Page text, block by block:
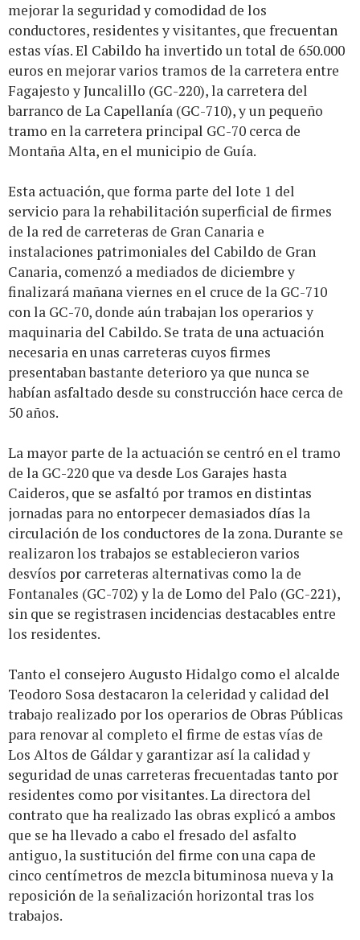
mejorar la seguridad y comodidad de los
conductores, residentes y visitantes, que frecuentan
estas vías. El Cabildo ha invertido un total de 650.000
euros en mejorar varios tramos de la carretera entre
Fagajesto y Juncalillo (GC-220), la carretera del
barranco de La Capellanía (GC-710), y un pequeño
tramo en la carretera principal GC-70 cerca de
Montaña Alta, en el municipio de Guía.
Esta actuación, que forma parte del lote 1 del
servicio para la rehabilitación superficial de firmes
de la red de carreteras de Gran Canaria e
instalaciones patrimoniales del Cabildo de Gran
Canaria, comenzó a mediados de diciembre y
finalizará mañana viernes en el cruce de la GC-710
con la GC-70, donde aún trabajan los operarios y
maquinaria del Cabildo. Se trata de una actuación
necesaria en unas carreteras cuyos firmes
presentaban bastante deterioro ya que nunca se
habían asfaltado desde su construcción hace cerca de
50 años.
La mayor parte de la actuación se centró en el tramo
de la GC-220 que va desde Los Garajes hasta
Caideros, que se asfaltó por tramos en distintas
jornadas para no entorpecer demasiados días la
circulación de los conductores de la zona. Durante se
realizaron los trabajos se establecieron varios
desvíos por carreteras alternativas como la de
Fontanales (GC-702) y la de Lomo del Palo (GC-221),
sin que se registrasen incidencias destacables entre
los residentes.
Tanto el consejero Augusto Hidalgo como el alcalde
Teodoro Sosa destacaron la celeridad y calidad del
trabajo realizado por los operarios de Obras Públicas
para renovar al completo el firme de estas vías de
Los Altos de Gáldar y garantizar así la calidad y
seguridad de unas carreteras frecuentadas tanto por
residentes como por visitantes. La directora del
contrato que ha realizado las obras explicó a ambos
que se ha llevado a cabo el fresado del asfalto
antiguo, la sustitución del firme con una capa de
cinco centímetros de mezcla bituminosa nueva y la
reposición de la señalización horizontal tras los
trabajos.